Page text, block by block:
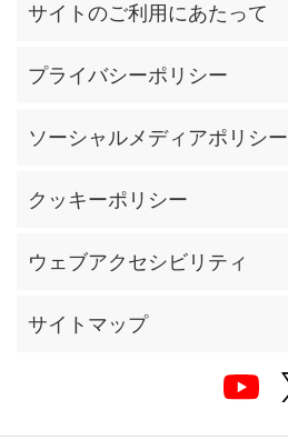
サイトのご利用にあたって
プライバシーポリシー
ソーシャルメディアポリシー
クッキーポリシー
ウェブアクセシビリティ
サイトマップ